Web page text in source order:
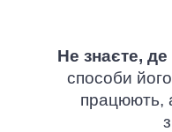
Не знаєте,
способи
працюють,